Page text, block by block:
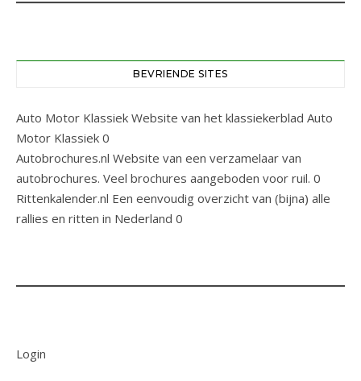
BEVRIENDE SITES
Auto Motor Klassiek Website van het klassiekerblad Auto
Motor Klassiek 0
Autobrochures.nl Website van een verzamelaar van
autobrochures. Veel brochures aangeboden voor ruil. 0
Rittenkalender.nl Een eenvoudig overzicht van (bijna) alle
rallies en ritten in Nederland 0
Login